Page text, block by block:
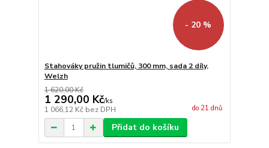
- 20 %
Stahováky pružin tlumičů, 300 mm, sada 2 díly,
Welzh
1 620,00 Kč
1 290,00 Kč/ks
1 066,12 Kč bez DPH do 21 dnů
Přidat do košíku